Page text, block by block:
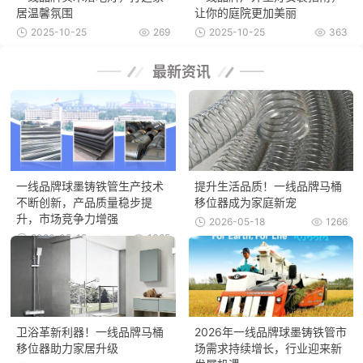
居温馨氛围
269
2025-10-25
让你的庭院更加美丽
363
2025-10-25
最新资讯
一线品牌球墨铸铁管生产技术
不断创新，产品质量稳步提
升，市场竞争力增强
1385
2026-05-18
提升生活品质！一线品牌马桶
移位器成为家庭新宠
1266
2026-05-18
卫浴革新利器！一线品牌马桶
移位器助力家居升级
2026年一线品牌球墨铸铁管市
场需求持续增长，行业迎来新